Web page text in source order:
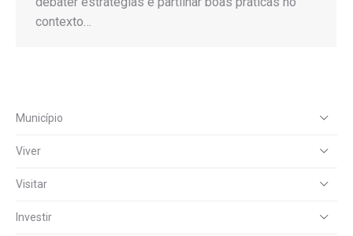
contexto…
Município
Viver
Visitar
Investir